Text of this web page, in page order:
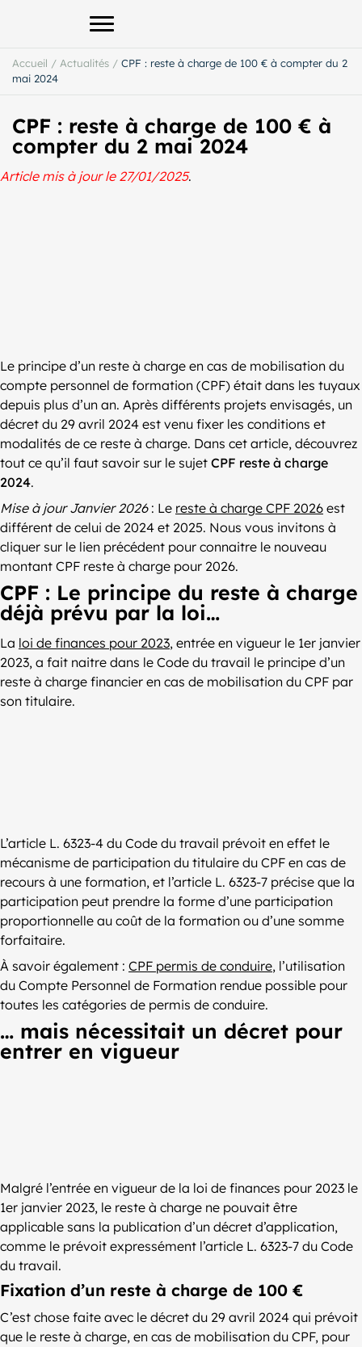
Afficher le menu principal
Accueil / Actualités / CPF : reste à charge de 100 € à compter du 2
mai 2024
CPF : reste à charge de 100 € à
compter du 2 mai 2024
Article mis à jour le 27/01/2025.
Le principe d’un reste à charge en cas de mobilisation du
compte personnel de formation (CPF) était dans les tuyaux
depuis plus d’un an. Après différents projets envisagés, un
décret du 29 avril 2024 est venu fixer les conditions et
modalités de ce reste à charge. Dans cet article, découvrez
tout ce qu’il faut savoir sur le sujet CPF reste à charge
2024.
Mise à jour Janvier 2026: Le reste à charge CPF 2026 est
différent de celui de 2024 et 2025. Nous vous invitons à
cliquer sur le lien précédent pour connaitre le nouveau
montant CPF reste à charge pour 2026.
CPF : Le principe du reste à charge
déjà prévu par la loi…
La loi de finances pour 2023, entrée en vigueur le 1er janvier
2023, a fait naitre dans le Code du travail le principe d’un
reste à charge financier en cas de mobilisation du CPF par
son titulaire.
L’article L. 6323-4 du Code du travail prévoit en effet le
mécanisme de participation du titulaire du CPF en cas de
recours à une formation, et l’article L. 6323-7 précise que la
participation peut prendre la forme d’une participation
proportionnelle au coût de la formation ou d’une somme
forfaitaire.
À savoir également : CPF permis de conduire, l’utilisation
du Compte Personnel de Formation rendue possible pour
toutes les catégories de permis de conduire.
… mais nécessitait un décret pour
entrer en vigueur
Malgré l’entrée en vigueur de la loi de finances pour 2023 le
1er janvier 2023, le reste à charge ne pouvait être
applicable sans la publication d’un décret d’application,
comme le prévoit expressément l’article L. 6323-7 du Code
du travail.
Fixation d’un reste à charge de 100 €
C’est chose faite avec le décret du 29 avril 2024 qui prévoit
que le reste à charge, en cas de mobilisation du CPF, pour